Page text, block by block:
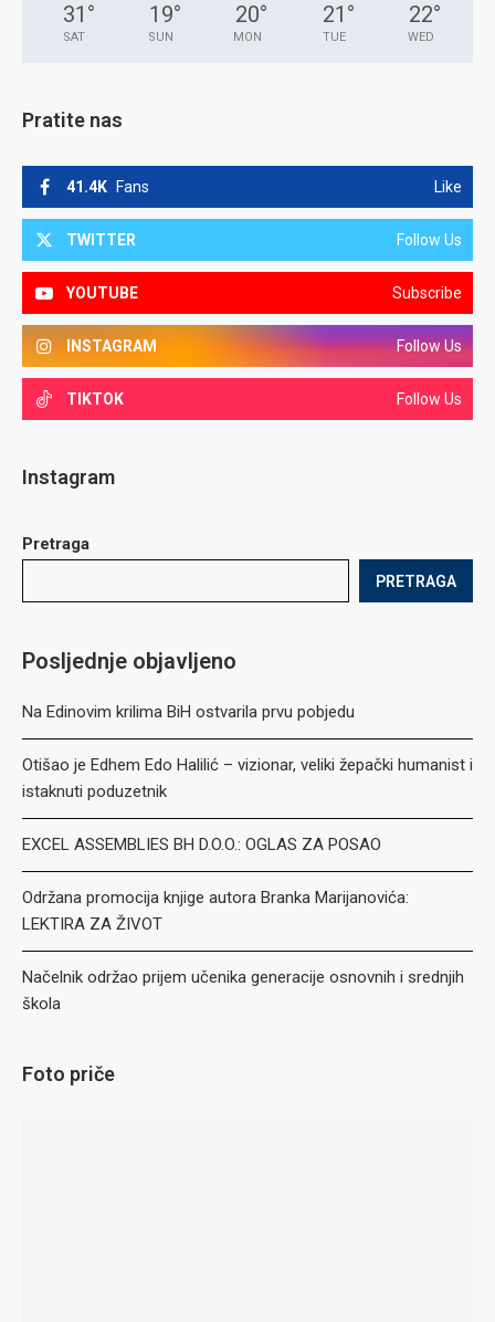
31 °
SAT
19°
SUN
20°
MON
21 °
TUE
22°
WED
Pratite nas
41.4K Fans Like
TWITTER Follow Us
YOUTUBE Subscribe
INSTAGRAM Follow Us
TIKTOK Follow Us
Instagram
Pretraga
PRETRAGA
Posljednje objavljeno
Na Edinovim krilima BiH ostvarila prvu pobjedu
Otišao je Edhem Edo Halilić – vizionar, veliki žepački humanist i
istaknuti poduzetnik
EXCEL ASSEMBLIES BH D.O.O.: OGLAS ZA POSAO
Održana promocija knjige autora Branka Marijanovića:
LEKTIRA ZA ŽIVOT
Načelnik održao prijem učenika generacije osnovnih i srednjih
škola
Foto priče